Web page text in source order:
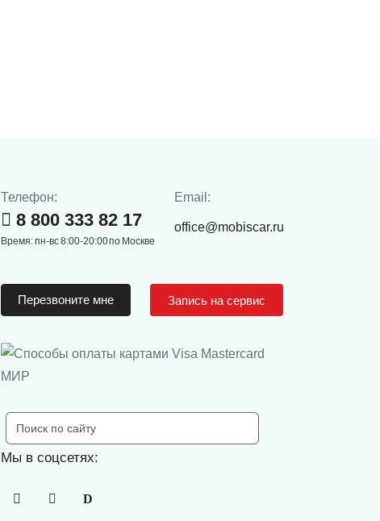
Телефон:
8 800 333 82 17
Время: пн-вс 8:00-20:00 по Москве
Email:
office@mobiscar.ru
Перезвоните мне Запись на сервис
Мы в соцсетях: